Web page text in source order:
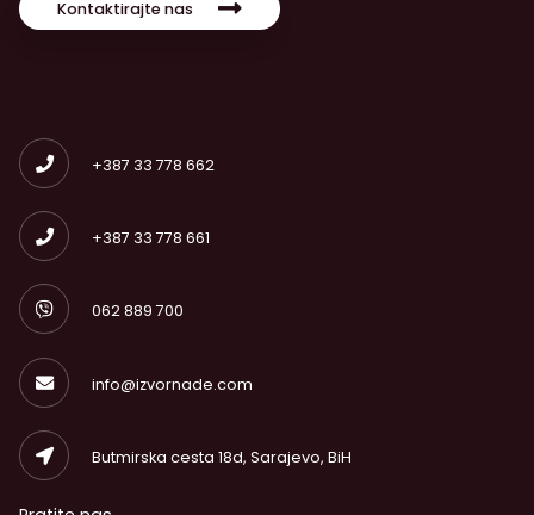
Kontaktirajte nas
+387 33 778 662
+387 33 778 661
062 889 700
info@izvornade.com
Butmirska cesta 18d, Sarajevo, BiH